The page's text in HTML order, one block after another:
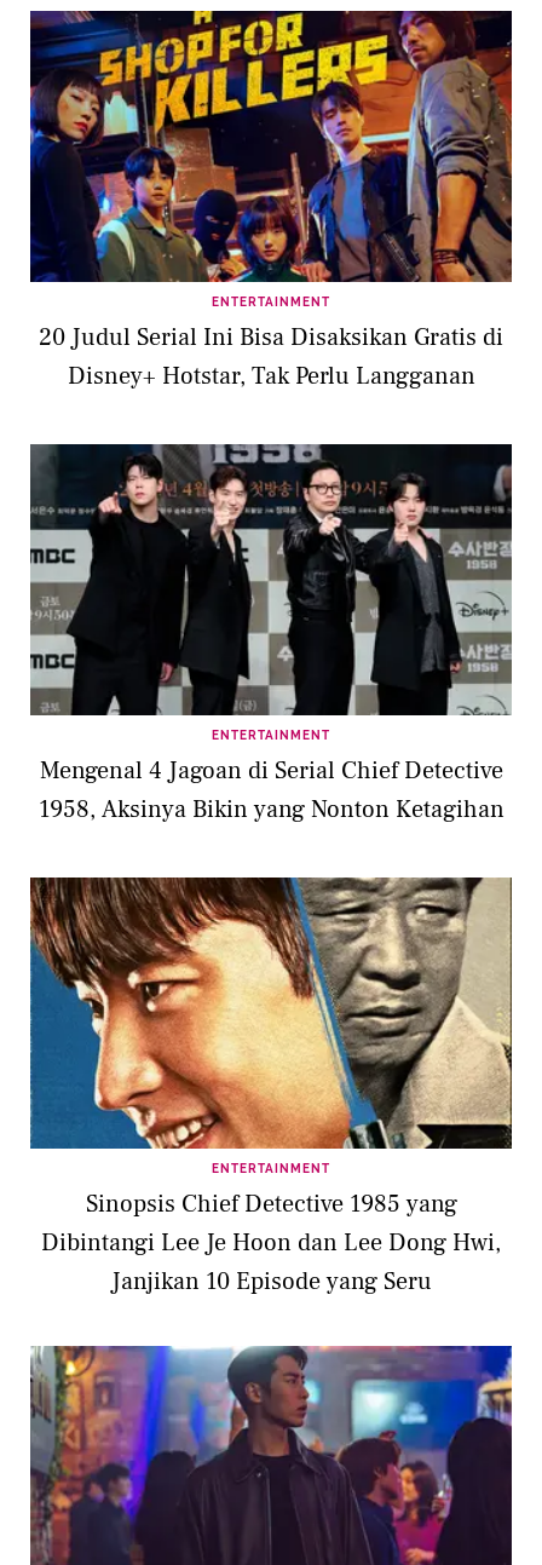
ENTERTAINMENT
20 Judul Serial Ini Bisa Disaksikan Gratis di
Disney+ Hotstar, Tak Perlu Langganan
ENTERTAINMENT
Mengenal 4 Jagoan di Serial Chief Detective
1958, Aksinya Bikin yang Nonton Ketagihan
ENTERTAINMENT
Sinopsis Chief Detective 1985 yang
Dibintangi Lee Je Hoon dan Lee Dong Hwi,
Janjikan 10 Episode yang Seru